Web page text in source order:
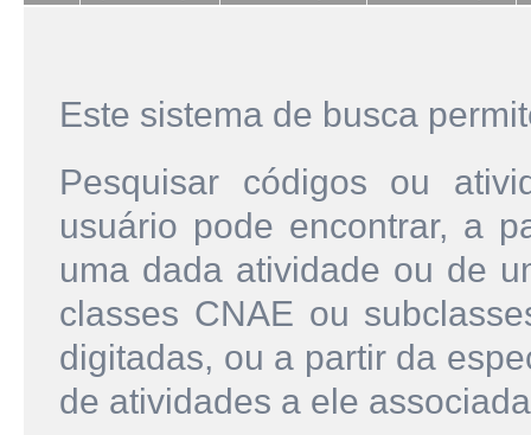
Este sistema de busca
Pesquisar códigos ou
usuário pode encontrar, a
uma dada atividade ou de
classes CNAE ou
digitadas, ou a partir da
de atividades a ele